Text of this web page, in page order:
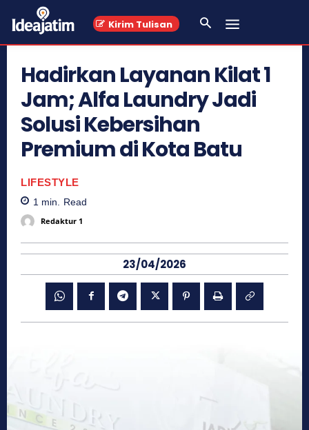
Kirim Tulisan
Hadirkan Layanan Kilat 1
Jam; Alfa Laundry Jadi
Solusi Kebersihan
Premium di Kota Batu
LIFESTYLE
1 min. Read
Redaktur 1
23/04/2026